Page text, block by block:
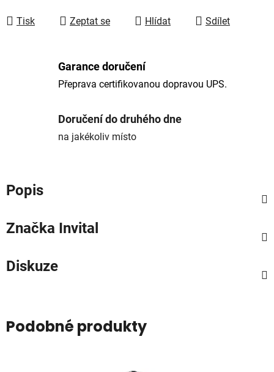
Tisk Zeptat se Hlídat Sdílet
Garance doručení
Přeprava certifikovanou dopravou UPS.
Doručení do druhého dne
na jakékoliv místo
Popis
Značka Invital
Diskuze
Podobné produkty